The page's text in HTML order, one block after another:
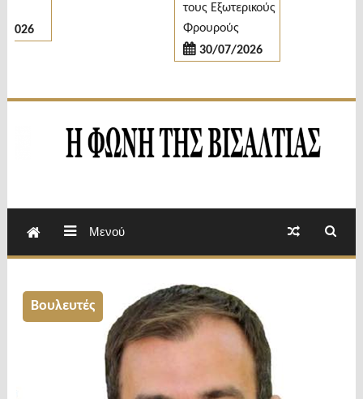
τους Εξωτερικούς
Φρουρούς
30/07/2026
Μενού
Βουλευτές